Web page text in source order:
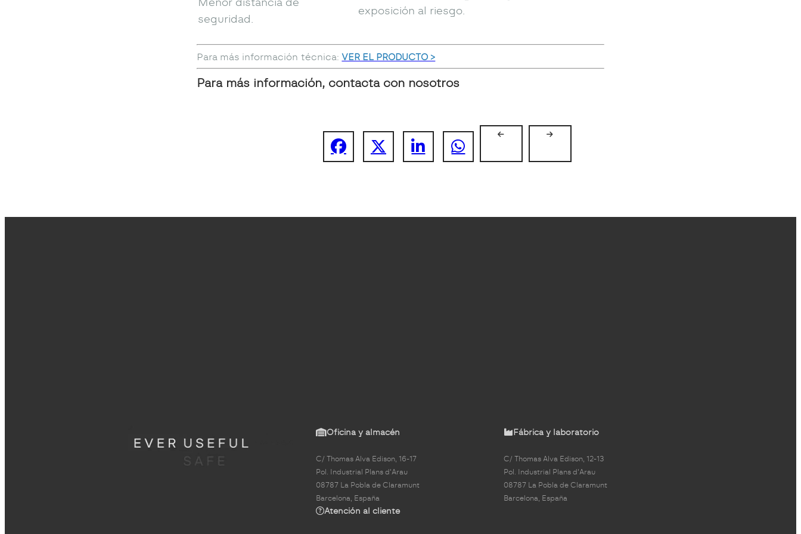
seguridad.
exposición al riesgo.
Para más información técnica:VER EL PRODUCTO >
Para más información, contacta con nosotros
Oficina y almacén
C/ Thomas Alva Edison, 16-17
Pol. Industrial Plans d'Arau
08787 La Pobla de Claramunt
Barcelona, España
Fábrica y laboratorio
C/ Thomas Alva Edison, 12-13
Pol. Industrial Plans d'Arau
08787 La Pobla de Claramunt
Barcelona, España
Atención al cliente